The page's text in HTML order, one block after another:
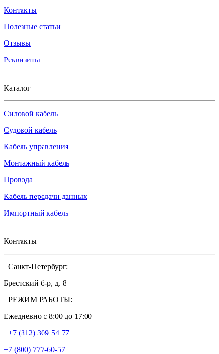
Контакты
Полезные статьи
Отзывы
Реквизиты
Каталог
Силовой кабель
Судовой кабель
Кабель управления
Монтажный кабель
Провода
Кабель передачи данных
Импортный кабель
Контакты
Санкт-Петербург:
Брестский б-р, д. 8
РЕЖИМ РАБОТЫ:
Ежедневно c 8:00 до 17:00
+7 (812) 309-54-77
+7 (800) 777-60-57